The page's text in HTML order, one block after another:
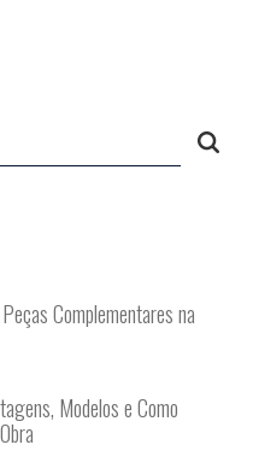
Complementares na
Modelos e Como